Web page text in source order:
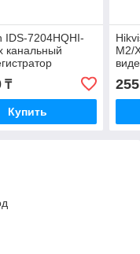
IDS-7204HQHI-
канальный
₸
Купить
M2/